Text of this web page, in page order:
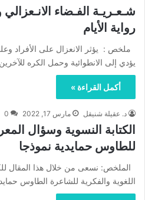
شـعـريـة الفـضاء
رواية الأيام
ملخص : يؤثر الانعزال على الأفراد
يؤدي إلى الانطوائية وحمل الكره
أكمل القراءة »
د. عقيلة شنيقل مارس 17, 2022 0
الكتابة النسوية وسؤال
للطاوس حمايدية نموذجا
الملخص: نسعى من خلال هذا المقال
اللغوية والفكرية للشاعرة الطاوس